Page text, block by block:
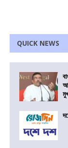
QUICK NEWS